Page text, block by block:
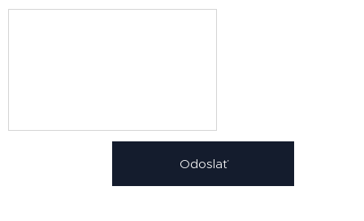
Odoslať